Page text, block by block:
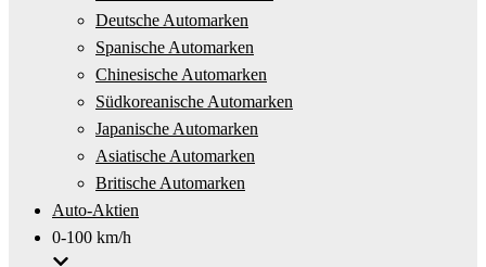
Deutsche Automarken
Spanische Automarken
Chinesische Automarken
Südkoreanische Automarken
Japanische Automarken
Asiatische Automarken
Britische Automarken
Auto-Aktien
0-100 km/h